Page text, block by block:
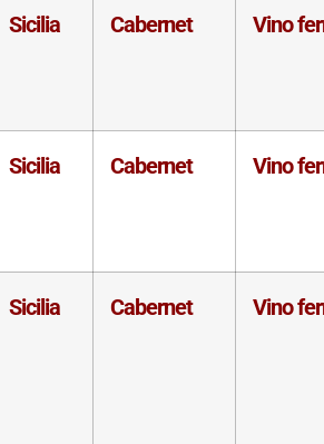
Sicilia Cabernet Vino
Sicilia Cabernet Vino
Sicilia Cabernet Vino